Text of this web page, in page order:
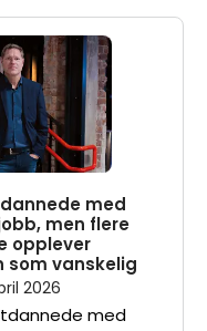
med
men flere
opplever
som vanskelig
2026
med